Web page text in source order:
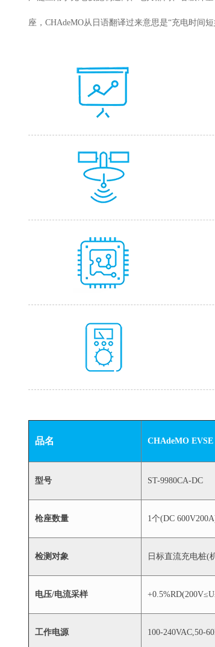
座，CHAdeMO从日语翻译过来意思是“充电时间
品名 CHAdeMO
型号 ST-9980CA-DC
枪座数量 1个(DC
检测对象 日标直流充电桩(
电压/电流采样
工作电源 100-240VAC,50-